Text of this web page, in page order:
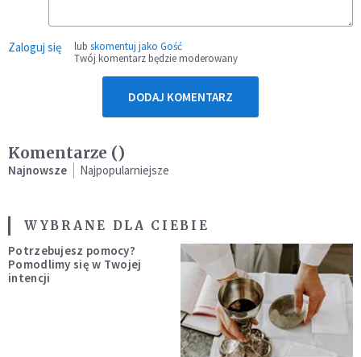
Zaloguj się lub skomentuj jako Gość
Twój komentarz będzie moderowany
DODAJ KOMENTARZ
Komentarze ()
Najnowsze Najpopularniejsze
WYBRANE DLA CIEBIE
Potrzebujesz pomocy?
Pomodlimy się w Twojej
intencji